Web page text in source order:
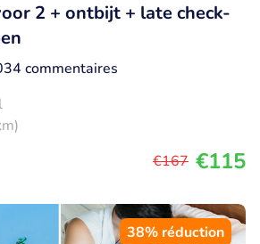
2 + ontbijt + late check-
commentaires
€167 €115
38% réduction